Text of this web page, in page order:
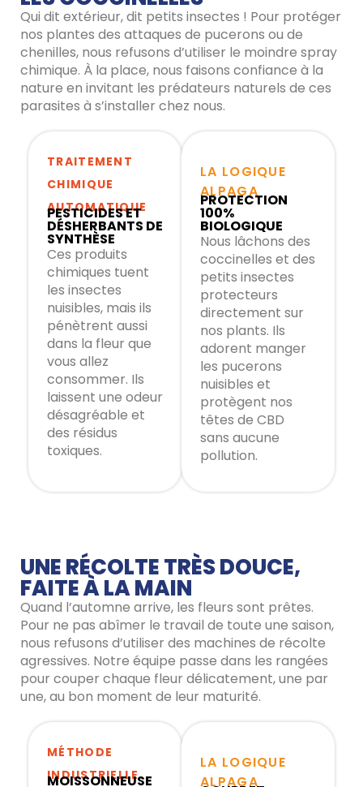
Qui dit extérieur, dit petits insectes ! Pour protéger
nos plantes des attaques de pucerons ou de
chenilles, nous refusons d’utiliser le moindre spray
chimique. À la place, nous faisons confiance à la
nature en invitant les prédateurs naturels de ces
parasites à s’installer chez nous.
TRAITEMENT
CHIMIQUE
AUTOMATIQUE
PESTICIDES ET
DÉSHERBANTS DE
SYNTHÈSE
Ces produits
chimiques tuent
les insectes
nuisibles, mais ils
pénètrent aussi
dans la fleur que
vous allez
consommer. Ils
laissent une odeur
désagréable et
des résidus
toxiques.
LA LOGIQUE
ALPAGA
PROTECTION
100%
BIOLOGIQUE
Nous lâchons des
coccinelles et des
petits insectes
protecteurs
directement sur
nos plants. Ils
adorent manger
les pucerons
nuisibles et
protègent nos
têtes de CBD
sans aucune
pollution.
UNE RÉCOLTE TRÈS DOUCE,
FAITE À LA MAIN
Quand l’automne arrive, les fleurs sont prêtes.
Pour ne pas abîmer le travail de toute une saison,
nous refusons d’utiliser des machines de récolte
agressives. Notre équipe passe dans les rangées
pour couper chaque fleur délicatement, une par
une, au bon moment de leur maturité.
MÉTHODE
INDUSTRIELLE
MOISSONNEUSE
LA LOGIQUE
ALPAGA